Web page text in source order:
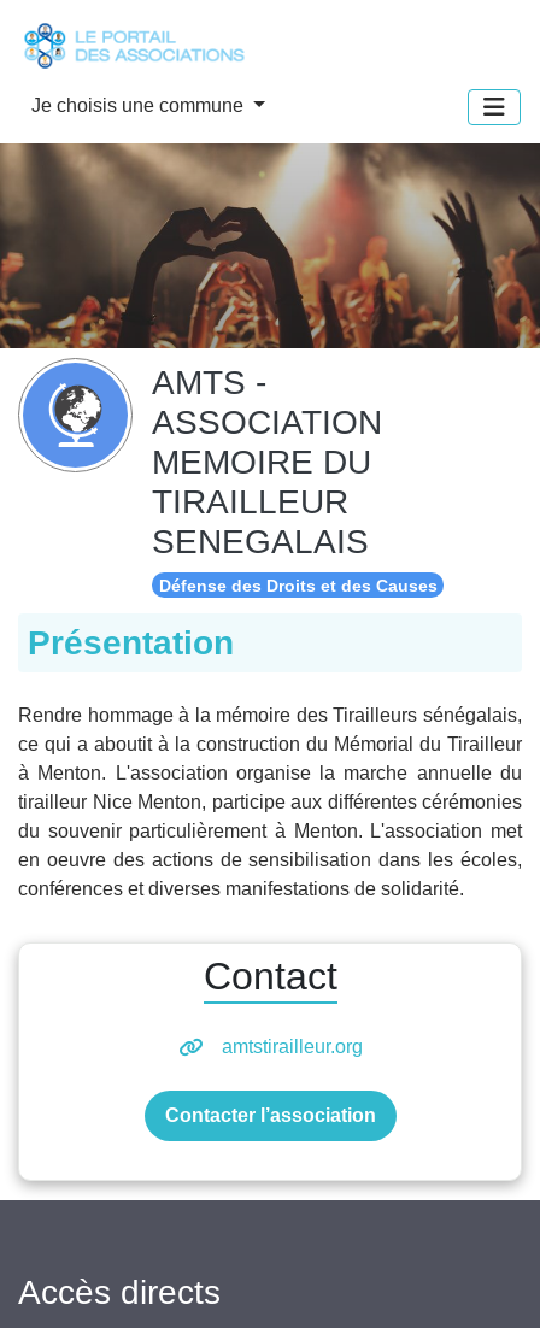
Je choisis une commune
AMTS -
ASSOCIATION
MEMOIRE DU
TIRAILLEUR
SENEGALAIS
Défense des Droits et des Causes
Présentation
Rendre hommage à la mémoire des Tirailleurs sénégalais,
ce qui a aboutit à la construction du Mémorial du Tirailleur
à Menton. L'association organise la marche annuelle du
tirailleur Nice Menton, participe aux différentes cérémonies
du souvenir particulièrement à Menton. L'association met
en oeuvre des actions de sensibilisation dans les écoles,
conférences et diverses manifestations de solidarité.
Contact
amtstirailleur.org
Contacter l’association
Accès directs